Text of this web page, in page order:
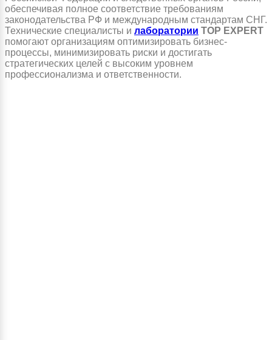
обеспечивая полное соответствие требованиям
законодательства РФ и международным стандартам СНГ.
Технические специалисты и лаборатории TOP EXPERT
помогают организациям оптимизировать бизнес-
процессы, минимизировать риски и достигать
стратегических целей с высоким уровнем
профессионализма и ответственности.